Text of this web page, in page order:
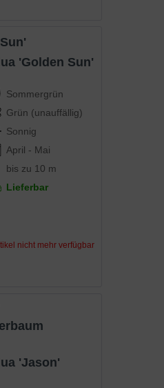
'Golden Sun'
Sommergrün
Grün (unauffällig)
Sonnig
April - Mai
bis zu 10 m
Lieferbar
nicht mehr verfügbar
'Jason'